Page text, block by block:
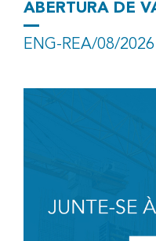
ABERTURA DE
ENG-REA/08/2026